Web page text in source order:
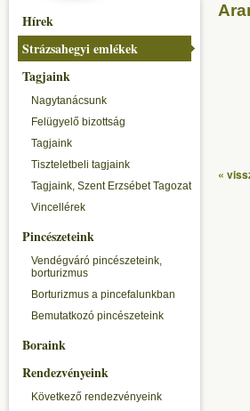
Hírek
Strázsahegyi emlékek
Tagjaink
Nagytanácsunk
Felügyelő bizottság
Tagjaink
Tiszteletbeli tagjaink
Tagjaink, Szent Erzsébet Tagozat
Vincellérek
Pincészeteink
Vendégváró pincészeteink,
borturizmus
Borturizmus a pincefalunkban
Bemutatkozó pincészeteink
Boraink
Rendezvényeink
Következő rendezvényeink
«